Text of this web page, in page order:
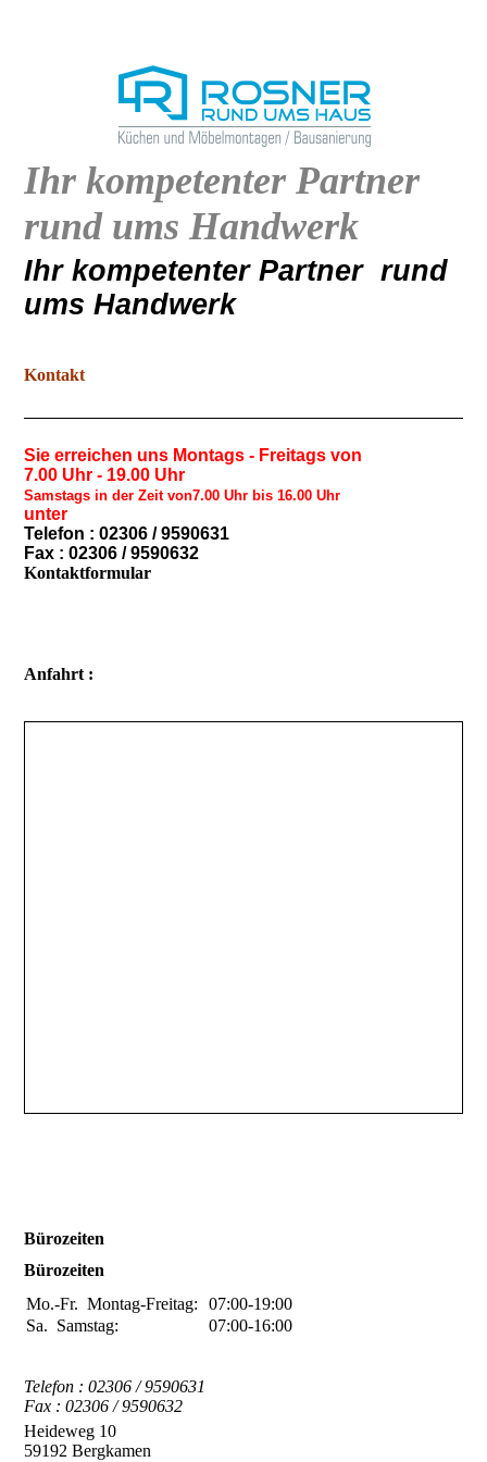
Ihr kompetenter Partner
rund ums Handwerk
Ihr kompetenter Partner rund
ums Handwerk
Kontakt
Sie erreichen uns Montags - Freitags von
7.00 Uhr - 19.00 Uhr
Samstags in der Zeit von7.00 Uhr bis 16.00 Uhr
unter
Telefon : 02306 / 9590631
Fax : 02306 / 9590632
Kontaktformular
Anfahrt :
Bürozeiten
Bürozeiten
Mo.-Fr.Montag-Freitag:
07:00-19:00
Sa. Samstag: 07:00-16:00
Telefon : 02306 / 9590631
Fax : 02306 / 9590632
Heideweg 10
59192 Bergkamen